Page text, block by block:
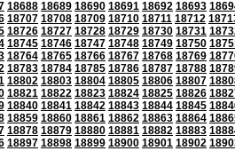
18688 18689 18690 18691 18692 18693
18707 18708 18709 18710 18711 18712
18726 18727 18728 18729 18730 18731
18745 18746 18747 18748 18749 18750
18764 18765 18766 18767 18768 18769
18783 18784 18785 18786 18787 18788
18802 18803 18804 18805 18806 18807
18821 18822 18823 18824 18825 18826
18840 18841 18842 18843 18844 18845
18859 18860 18861 18862 18863 18864
18878 18879 18880 18881 18882 18883
18897 18898 18899 18900 18901 18902